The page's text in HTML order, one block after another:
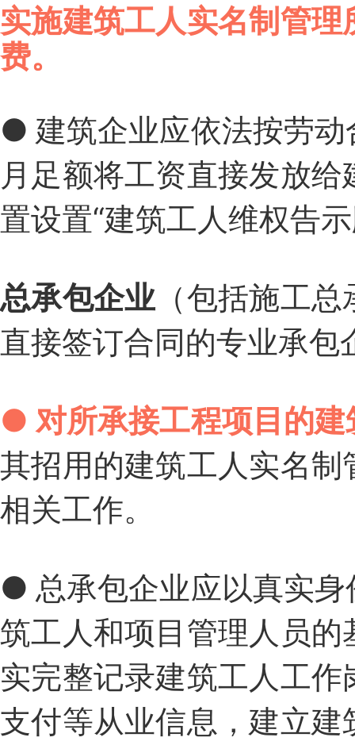
实施建筑工人实名制管
费。
● 建筑企业应依法按劳
月足额将工资直接发放
置设置“建筑工人维权告
总承包企业 （包括施工
直接签订合同的专业承包
●对所承接工程项目的
其招用的建筑工人实名
相关工作。
● 总承包企业应以真实
筑工人和项目管理人员
实完整记录建筑工人工
支付等从业信息，建立